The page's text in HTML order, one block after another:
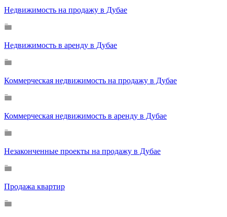
Недвижимость на продажу в Дубае
Недвижимость в аренду в Дубае
Коммерческая недвижимость на продажу в Дубае
Коммерческая недвижимость в аренду в Дубае
Незаконченные проекты на продажу в Дубае
Продажа квартир